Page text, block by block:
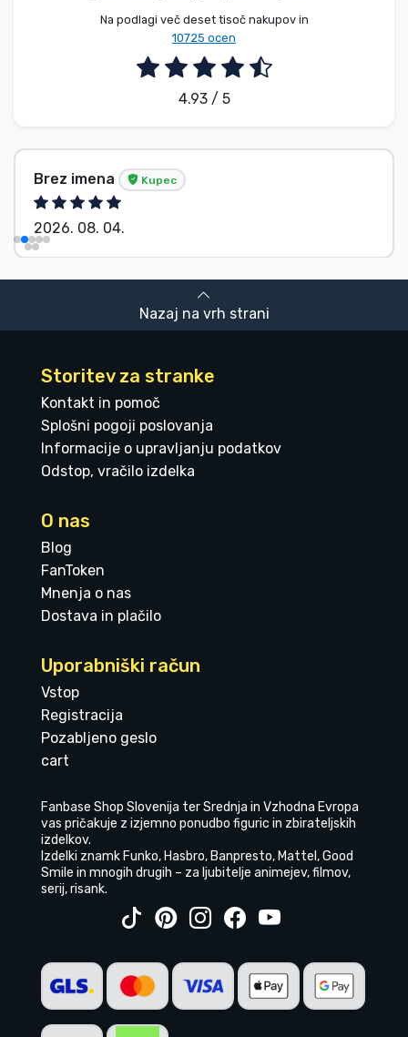
Na podlagi več deset tisoč nakupov in
10725 ocen
4.93 / 5
Brez imena Kupec
2026. 08. 04.
Nazaj na vrh strani
Storitev za stranke
Kontakt in pomoč
Splošni pogoji poslovanja
Informacije o upravljanju podatkov
Odstop, vračilo izdelka
O nas
Blog
FanToken
Mnenja o nas
Dostava in plačilo
Uporabniški račun
Vstop
Registracija
Pozabljeno geslo
cart
Fanbase Shop Slovenija ter Srednja in Vzhodna Evropa
vas pričakuje z izjemno ponudbo figuric in zbirateljskih
izdelkov.
Izdelki znamk Funko, Hasbro, Banpresto, Mattel, Good
Smile in mnogih drugih – za ljubitelje animejev, filmov,
serij, risank.